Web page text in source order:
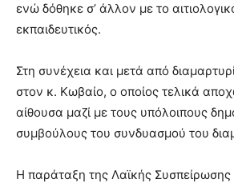
ενώ δόθηκε σ’ άλλον με το
εκπαιδευτικός.
Στη συνέχεια και μετά από
στον κ. Κωβαίο, ο οποίος τελικά
αίθουσα μαζί με τους υπόλοιπους
συμβούλους του συνδυασμού του
Η παράταξη της Λαϊκής